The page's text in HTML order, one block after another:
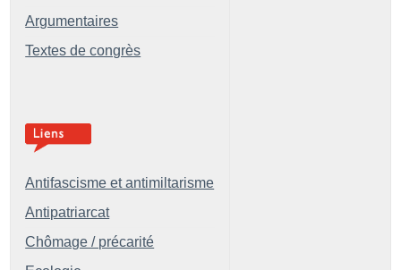
Argumentaires
Textes de congrès
Antifascisme et antimiltarisme
Antipatriarcat
Chômage / précarité